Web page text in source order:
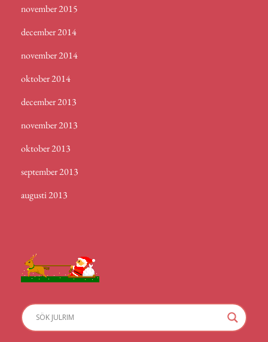
november 2015
december 2014
november 2014
oktober 2014
december 2013
november 2013
oktober 2013
september 2013
augusti 2013